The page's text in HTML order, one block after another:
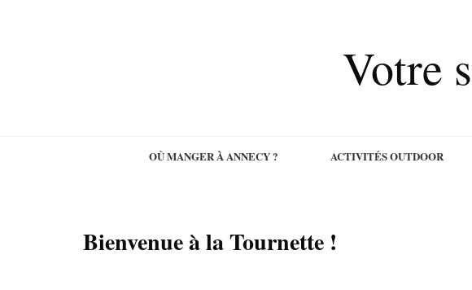
Votre
OÙ MANGER À ANNECY ? ACTIVITÉS OUTDOOR
Bienvenue à la Tournette !